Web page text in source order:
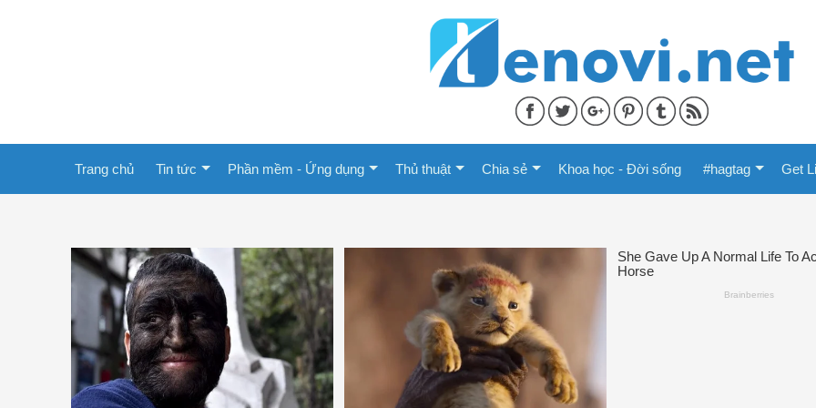
Trang chủ Tin tức Phần mềm - Ứng dụng Thủ thuật Chia sẻ Khoa học - Đời sống #hagtag Get